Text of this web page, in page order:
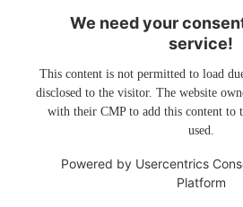
We need your
service!
This content is not permitted to load
disclosed to the visitor. The website
with their CMP to add this content to
used.
Powered by Usercentrics
Platform